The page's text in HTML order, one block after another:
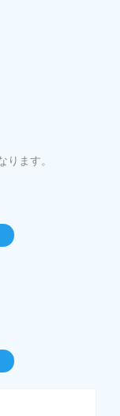
ります。